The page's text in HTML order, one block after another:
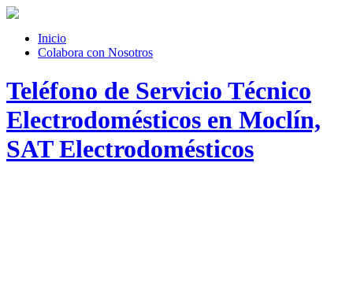
Inicio
Colabora con Nosotros
Teléfono de Servicio Técnico
Electrodomésticos en Moclín,
SAT Electrodomésticos